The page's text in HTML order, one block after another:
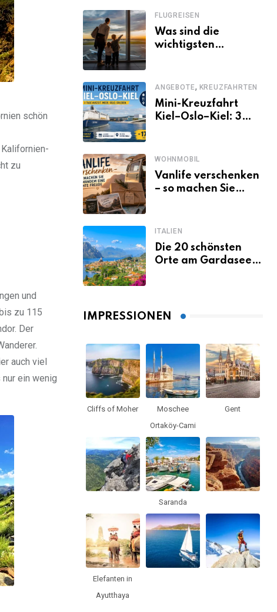
schön
zu
und
zu 115
Der
auch viel
ein wenig
zu Mallorca,
Santorini, Gardasee
& Co.
FLUGREISEN
Was sind die
wichtigsten
ANGEBOTE, KREUZFAHRTEN
Mini-Kreuzfahrt
Kiel–Oslo–Kiel: 3
WOHNMOBIL
Vanlife verschenken
– so machen Sie
ITALIEN
Die 20 schönsten
Orte am Gardasee,
IMPRESSIONEN
Cliffs of Moher
Moschee
Ortaköy-Cami
Gent
Saranda
Elefanten in
Ayutthaya